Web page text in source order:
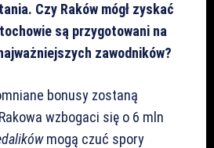
Czy Raków mógł zyskać
są przygotowani na
zawodników?
bonusy zostaną
wzbogaci się o 6 mln
mogą czuć spory